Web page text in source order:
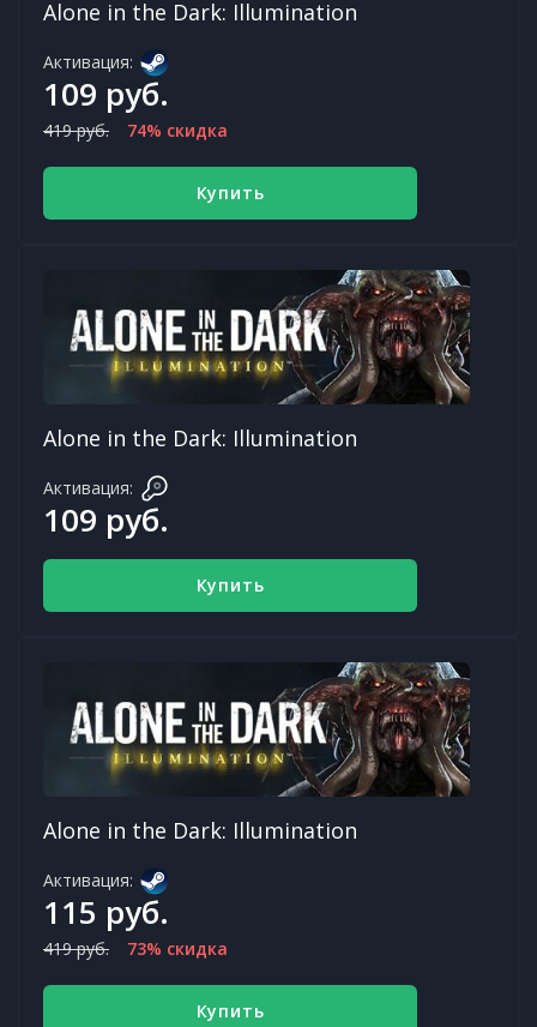
Alone in the Dark: Illumination
Активация:
109 руб.
419 руб. 74% скидка
Купить
Alone in the Dark: Illumination
Активация:
109 руб.
Купить
Alone in the Dark: Illumination
Активация:
115 руб.
419 руб. 73% скидка
Купить